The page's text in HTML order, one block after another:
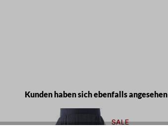
Produktgalerie überspringen
Kunden haben sich ebenfalls angesehen
SALE